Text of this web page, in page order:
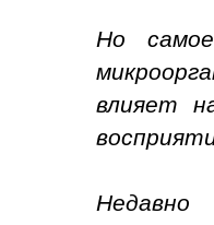
Но
влияет
Недавно